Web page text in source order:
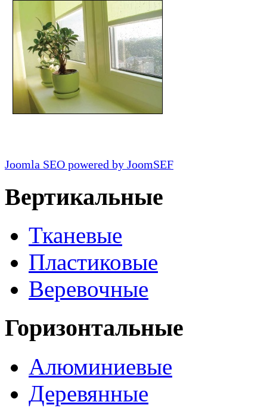
Joomla SEO powered by JoomSEF
Вертикальные
Тканевые
Пластиковые
Веревочные
Горизонтальные
Алюминиевые
Деревянные